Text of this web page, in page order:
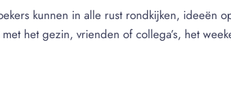
kunnen in alle rust rondkijken, ideeën
het gezin, vrienden of collega’s, het